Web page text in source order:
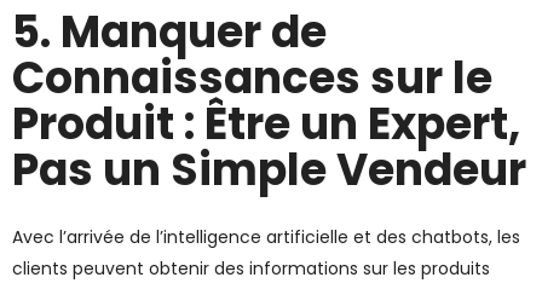
5. Manquer de
Connaissances sur le
Produit : Être un Expert,
Pas un Simple Vendeur
Avec l’arrivée de l’intelligence artificielle et des chatbots, les
clients peuvent obtenir des informations sur les produits